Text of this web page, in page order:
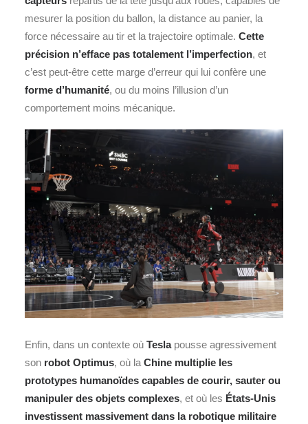
mesurer la position du ballon, la distance au panier, la
force nécessaire au tir et la trajectoire optimale. Cette
précision n’efface pas totalement l’imperfection, et
c’est peut‑être cette marge d’erreur qui lui confère une
forme d’humanité, ou du moins l’illusion d’un
comportement moins mécanique.
Enfin, dans un contexte où Teslapousse agressivement
son robot Optimus, où la Chine multiplie les
prototypes humanoïdes capables de courir, sauter ou
manipuler des objets complexes, et où les États‑Unis
investissent massivement dans la robotique militaire